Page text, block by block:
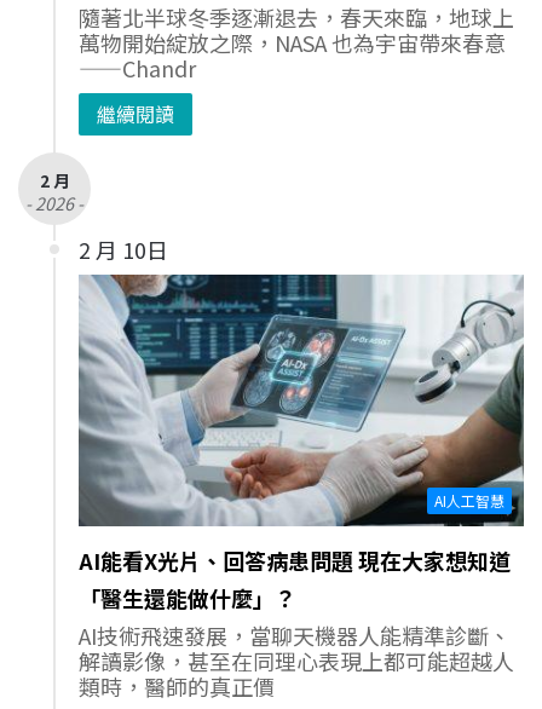
隨著北半球冬季逐漸退去，春天來臨，地球上
萬物開始綻放之際，NASA 也為宇宙帶來春意
——Chandr
繼續閱讀
2 月
- 2026 -
2 月 10日
AI人工智慧
AI能看X光片、回答病患問題 現在大家想知道
「醫生還能做什麼」？
AI技術飛速發展，當聊天機器人能精準診斷、
解讀影像，甚至在同理心表現上都可能超越人
類時，醫師的真正價